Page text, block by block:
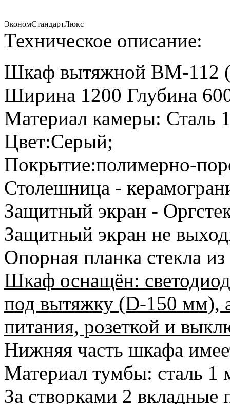
ЭкономСтандартЛюкс
Техническое описание:
Шкаф вытяжной ВМ-112
Ширина 1200 Глубина
Материал камеры: Сталь
Цвет:Серый;
Покрытие:полимерно-
Столешница -
Защитный экран -
Защитный экран не
Опорная планка стекла
Шкаф оснащён:
под вытяжку (D-150 мм),
питания, розеткой и
Нижняя часть шкафа
Материал тумбы: сталь 1
За створками 2 вкладные